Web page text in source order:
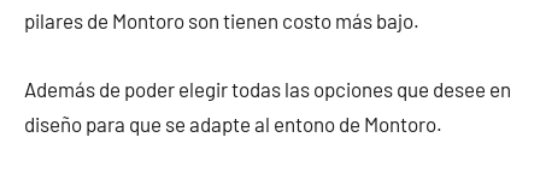
pilares de Montoro son tienen costo más bajo.
Además de poder elegir todas las opciones que desee en
diseño para que se adapte al entono de Montoro.